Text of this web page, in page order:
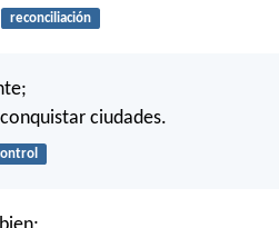
reconciliación
ciudades.